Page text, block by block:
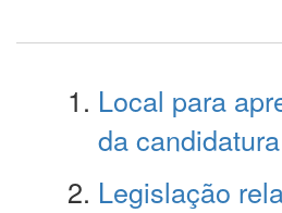
Local para
da candidatura
Legislação